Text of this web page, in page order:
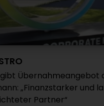
Übernahmeangebot
„Finanzstarker und
Partner“